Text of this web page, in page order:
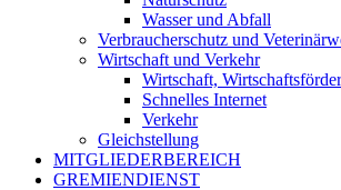
Wasser und Abfall
Verbraucherschutz und
Wirtschaft und Verkehr
Wirtschaft,
Schnelles Internet
Verkehr
Gleichstellung
MITGLIEDERBEREICH
GREMIENDIENST